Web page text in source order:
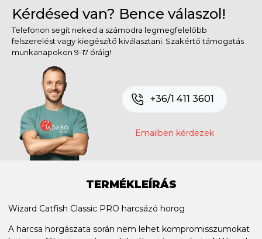
Kérdésed van? Bence válaszol!
Telefonon segít neked a számodra legmegfelelőbb
felszerelést vagy kiegészítő kiválasztani. Szakértő támogatás
munkanapokon 9-17 óráig!
+36/1 411 3601
Emailben kérdezek
TERMÉKLEÍRÁS
Wizard Catfish Classic PRO harcsázó horog
A harcsa horgászata során nem lehet kompromisszumokat